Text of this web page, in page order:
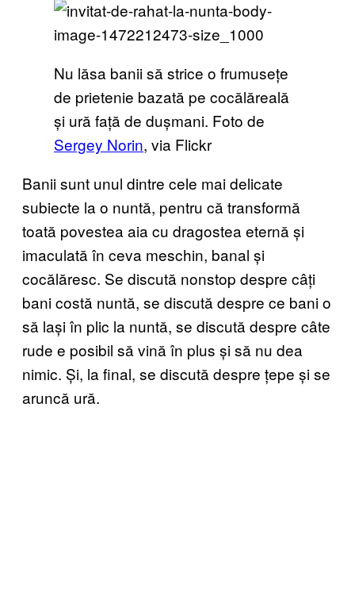
Nu lăsa banii să strice o frumusețe
de prietenie bazată pe cocălăreală
și ură față de dușmani. Foto de
Sergey Norin, via Flickr
Banii sunt unul dintre cele mai delicate
subiecte la o nuntă, pentru că transformă
toată povestea aia cu dragostea eternă și
imaculată în ceva meschin, banal și
cocălăresc. Se discută nonstop despre câți
bani costă nuntă, se discută despre ce bani o
să lași în plic la nuntă, se discută despre câte
rude e posibil să vină în plus și să nu dea
nimic. Și, la final, se discută despre țepe și se
aruncă ură.